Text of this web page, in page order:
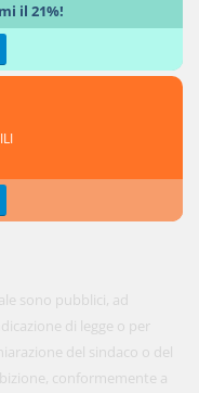
sono pubblici, ad
di legge o per
del sindaco o del
conformemente a
il 21%!